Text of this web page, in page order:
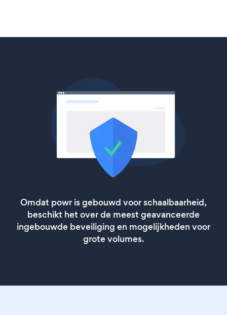
Omdat powr is gebouwd voor schaalbaarheid,
beschikt het over de meest geavanceerde
ingebouwde beveiliging en mogelijkheden voor
grote volumes.